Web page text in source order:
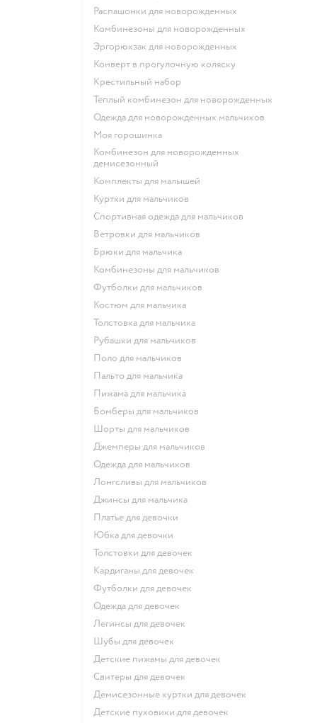
Распашонки для новорожденных
Комбинезоны для новорожденных
Эргорюкзак для новорожденных
Конверт в прогулочную коляску
Крестильный набор
Теплый комбинезон для новорожденных
Одежда для новорожденных мальчиков
Моя горошинка
Комбинезон для новорожденных
демисезонный
Комплекты для малышей
Куртки для мальчиков
Спортивная одежда для мальчиков
Ветровки для мальчиков
Брюки для мальчика
Комбинезоны для мальчиков
Футболки для мальчиков
Костюм для мальчика
Толстовка для мальчика
Рубашки для мальчиков
Поло для мальчиков
Пальто для мальчика
Пижама для мальчика
Бомберы для мальчиков
Шорты для мальчиков
Джемперы для мальчиков
Одежда для мальчиков
Лонгсливы для мальчиков
Джинсы для мальчика
Платье для девочки
Юбка для девочки
Толстовки для девочек
Кардиганы для девочек
Футболки для девочек
Одежда для девочек
Легинсы для девочек
Шубы для девочек
Детские пижамы для девочек
Свитеры для девочек
Демисезонные куртки для девочек
Детские пуховики для девочек